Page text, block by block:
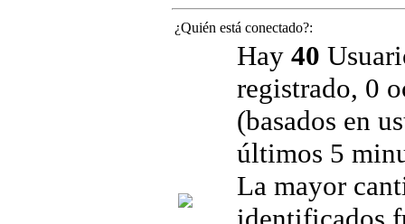
¿Quién está conectado?:
Hay 40
registrado, 0
(basados en
últimos 5
La mayor